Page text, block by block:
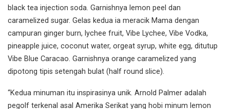
black tea injection soda. Garnishnya lemon peel dan
caramelized sugar. Gelas kedua ia meracik Mama dengan
campuran ginger burn, lychee fruit, Vibe Lychee, Vibe Vodka,
pineapple juice, coconut water, orgeat syrup, white egg, ditutup
Vibe Blue Caracao. Garnishnya orange caramelized yang
dipotong tipis setengah bulat (half round slice).
“Kedua minuman itu inspirasinya unik. Arnold Palmer adalah
pegolf terkenal asal Amerika Serikat yang hobi minum lemon